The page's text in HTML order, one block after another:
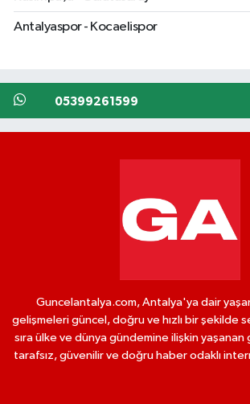
Antalyaspor - Kocaelispor
05399261599
Guncelantalya.com, Antalya'ya dair
gelişmeleri güncel, doğru ve hızlı bir şekilde
sıra ülke ve dünya gündemine ilişkin
tarafsız, güvenilir ve doğru haber odaklı